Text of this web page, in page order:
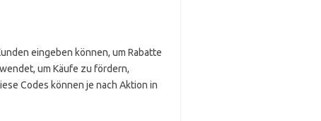
eingeben können, um Rabatte
um Käufe zu fördern,
Codes können je nach Aktion in